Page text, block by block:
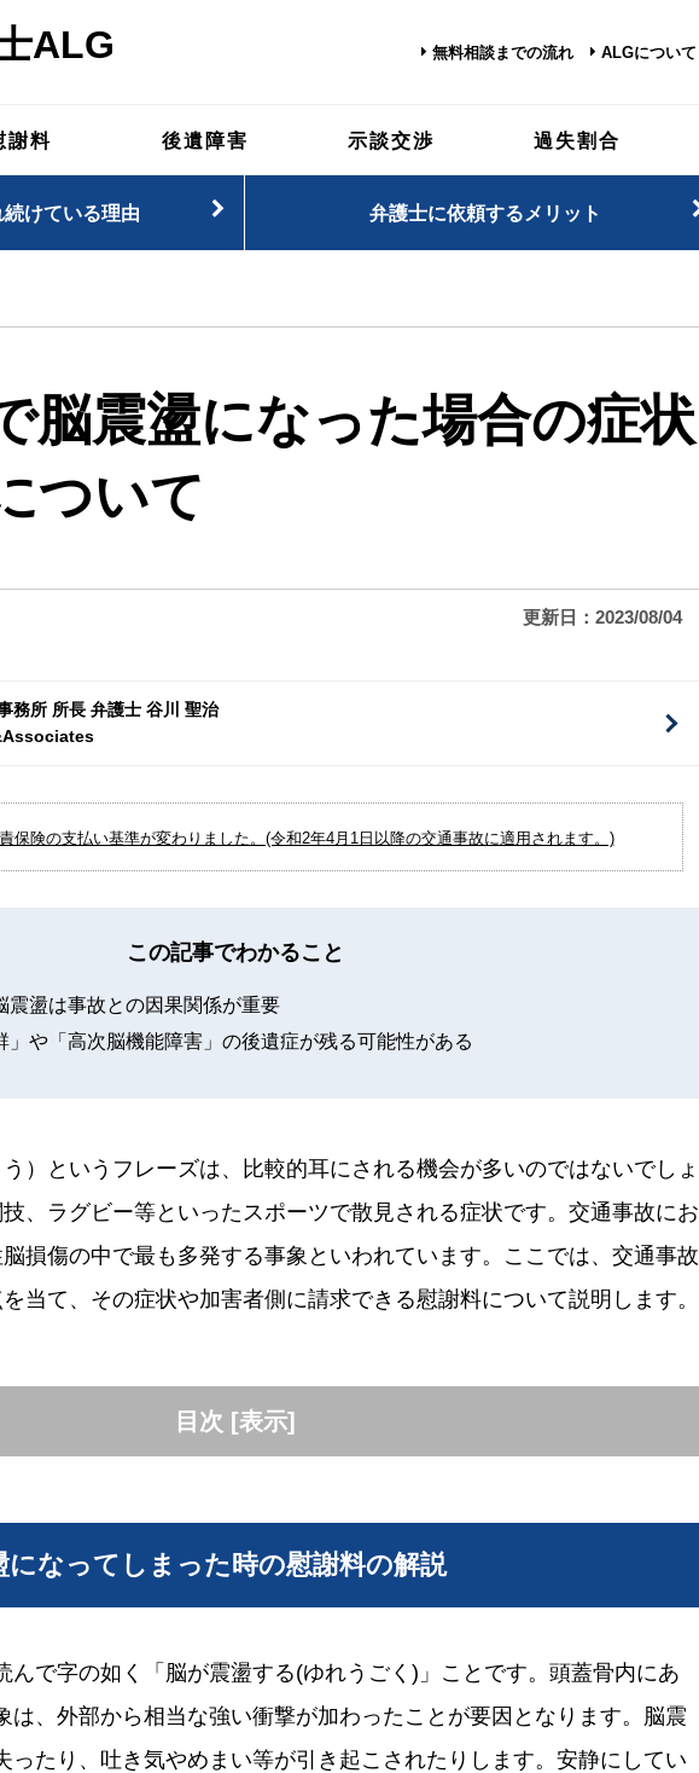
ALG 無料相談までの流れ ALGについて
謝料 後遺障害 示談交渉 過失割合
けている理由 弁護士に依頼するメリット
脳震盪になった場合の症状
ついて
更新日：2023/08/04
務所 所長 弁護士 谷川 聖治
保険の支払い基準が変わりました。(令和2年4月1日以降の交通事故に適用されます。)
この記事でわかること
震盪は事故との因果関係が重要
」や「高次脳機能障害」の後遺症が残る可能性がある
う）というフレーズは、比較的耳にされる機会が多いのではないでしょ
、ラグビー等といったスポーツで散見される症状です。交通事故にお
損傷の中で最も多発する事象といわれています。ここでは、交通事故
当て、その症状や加害者側に請求できる慰謝料について説明します。
目次 [表示]
になってしまった時の慰謝料の解説
んで字の如く「脳が震盪する(ゆれうごく)」ことです。頭蓋骨内にあ
は、外部から相当な強い衝撃が加わったことが要因となります。脳震
ったり、吐き気やめまい等が引き起こされたりします。安静にしてい